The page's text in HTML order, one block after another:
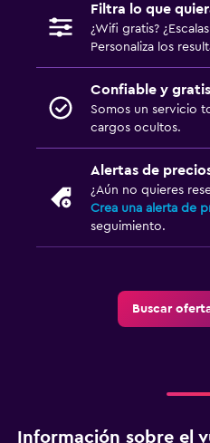
Filtra lo que
¿Wifi gratis?
Personaliza los
Confiable y gratis
Somos un servicio
cargos ocultos.
Alertas de
¿Aún no quieres
Crea una alerta de
seguimiento.
Buscar
Información sobre el